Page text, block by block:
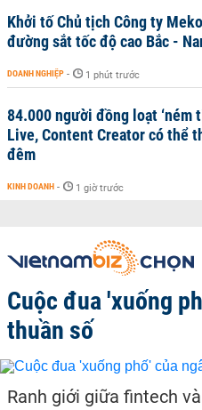
Khởi tố Chủ tịch Công ty
đường sắt tốc độ cao Bắc -
DOANH NGHIỆP - 1 phút trước
84.000 người đồng loạt ‘ném
Live, Content Creator có thể
đêm
KINH DOANH - 1 giờ trước
Cuộc đua 'xuống
thuần số
Ranh giới giữa fintech